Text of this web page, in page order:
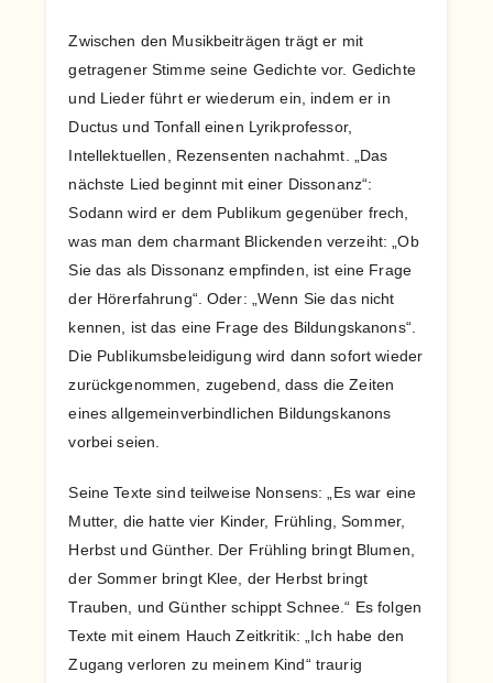
Zwischen den Musikbeiträgen trägt er mit
getragener Stimme seine Gedichte vor. Gedichte
und Lieder führt er wiederum ein, indem er in
Ductus und Tonfall einen Lyrikprofessor,
Intellektuellen, Rezensenten nachahmt. „Das
nächste Lied beginnt mit einer Dissonanz“:
Sodann wird er dem Publikum gegenüber frech,
was man dem charmant Blickenden verzeiht: „Ob
Sie das als Dissonanz empfinden, ist eine Frage
der Hörerfahrung“. Oder: „Wenn Sie das nicht
kennen, ist das eine Frage des Bildungskanons“.
Die Publikumsbeleidigung wird dann sofort wieder
zurückgenommen, zugebend, dass die Zeiten
eines allgemeinverbindlichen Bildungskanons
vorbei seien.
Seine Texte sind teilweise Nonsens: „Es war eine
Mutter, die hatte vier Kinder, Frühling, Sommer,
Herbst und Günther. Der Frühling bringt Blumen,
der Sommer bringt Klee, der Herbst bringt
Trauben, und Günther schippt Schnee.“ Es folgen
Texte mit einem Hauch Zeitkritik: „Ich habe den
Zugang verloren zu meinem Kind“ traurig